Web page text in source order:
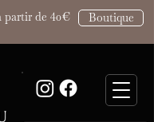
partir de 40€
Boutique